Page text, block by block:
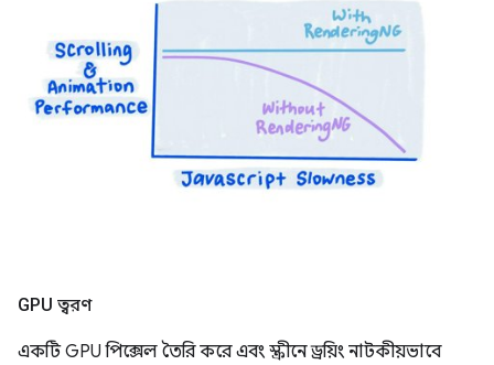
GPU ত্বরণ
একটি GPU পিক্সেল তৈরি করে এবং স্ক্রীনে ড্রয়িং নাটকীয়ভাবে